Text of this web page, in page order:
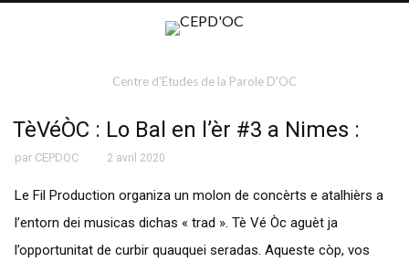
Centre d'Etudes de la Parole D'OC
TèVéÒC : Lo Bal en l’èr #3 a Nimes :
par CEPDOC 2 avril 2020
Le Fil Production organiza un molon de concèrts e atalhièrs a
l’entorn dei musicas dichas « trad ». Tè Vé Òc aguèt ja
l’opportunitat de curbir quauquei seradas. Aqueste còp, vos